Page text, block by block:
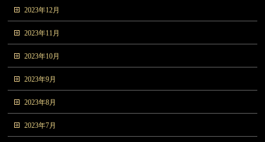
2023年12月
2023年11月
2023年10月
2023年9月
2023年8月
2023年7月